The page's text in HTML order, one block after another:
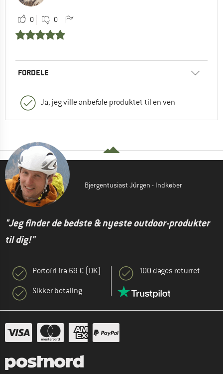
0 0
FORDELE
Ja, jeg ville anbefale produktet til en ven
Bjergentusiast Jürgen - Indkøber
"Jeg finder de bedste & nyeste outdoor-produkter
til dig!"
Portofri fra 69 € (DK)
Sikker betaling
100 dages returret